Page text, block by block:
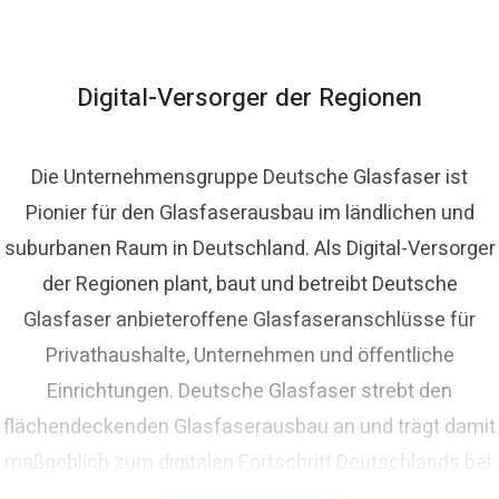
Digital-Versorger der Regionen
Die Unternehmensgruppe Deutsche Glasfaser ist
Pionier für den Glasfaserausbau im ländlichen und
suburbanen Raum in Deutschland. Als Digital-Versorger
der Regionen plant, baut und betreibt Deutsche
Glasfaser anbieteroffene Glasfaseranschlüsse für
Privathaushalte, Unternehmen und öffentliche
Einrichtungen. Deutsche Glasfaser strebt den
flächendeckenden Glasfaserausbau an und trägt damit
maßgeblich zum digitalen Fortschritt Deutschlands bei.